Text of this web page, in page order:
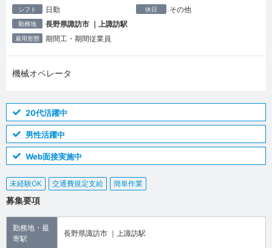
シフト 日勤 休日 その他
勤務地 長野県諏訪市 ｜上諏訪駅
雇用形態 期間工・期間従業員
機械オペレータ
20代活躍中
男性活躍中
Web面接実施中
未経験OK 交通費規定支給 簡単作業
募集要項
勤務地・最
寄駅
長野県諏訪市 ｜上諏訪駅